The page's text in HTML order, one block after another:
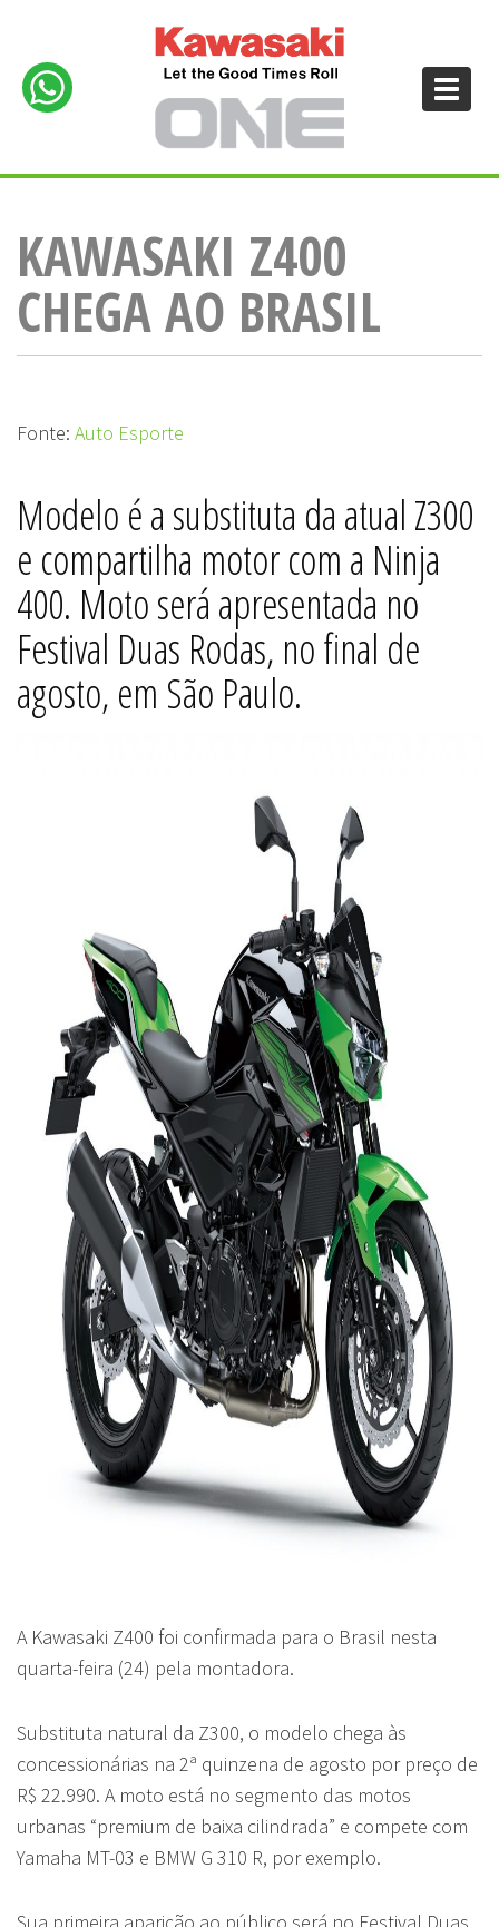
KAWASAKI Z400
CHEGA AO BRASIL
Fonte: Auto Esporte
Modelo é a substituta da atual Z300
e compartilha motor com a Ninja
400. Moto será apresentada no
Festival Duas Rodas, no final de
agosto, em São Paulo.
A Kawasaki Z400 foi confirmada para o Brasil nesta
quarta-feira (24) pela montadora.
Substituta natural da Z300, o modelo chega às
concessionárias na 2ª quinzena de agosto por preço de
R$ 22.990. A moto está no segmento das motos
urbanas “premium de baixa cilindrada” e compete com
Yamaha MT-03 e BMW G 310 R, por exemplo.